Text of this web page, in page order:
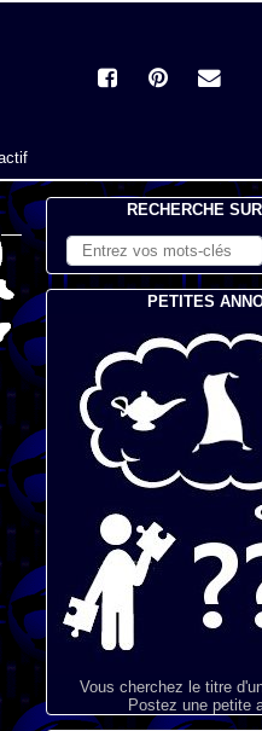
RECHERCHE
PETITES
Vous cherchez le titre
Postez une petite